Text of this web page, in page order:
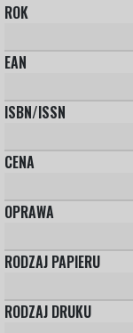
ROK
EAN
ISBN/ISSN
CENA
OPRAWA
RODZAJ PAPIERU
RODZAJ DRUKU